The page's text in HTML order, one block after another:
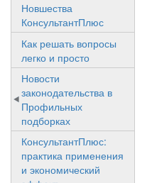
Новшества
КонсультантПлюс
Как решать вопросы
легко и просто
Новости
законодательства в
Профильных
подборках
КонсультантПлюс:
практика применения
и экономический